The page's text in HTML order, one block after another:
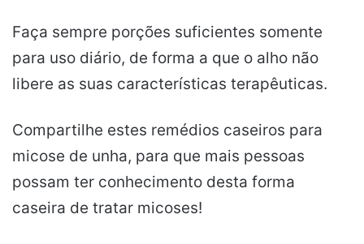
Faça sempre porções suficientes somente
para uso diário, de forma a que o alho não
libere as suas características terapêuticas.
Compartilhe estes remédios caseiros para
micose de unha, para que mais pessoas
possam ter conhecimento desta forma
caseira de tratar micoses!